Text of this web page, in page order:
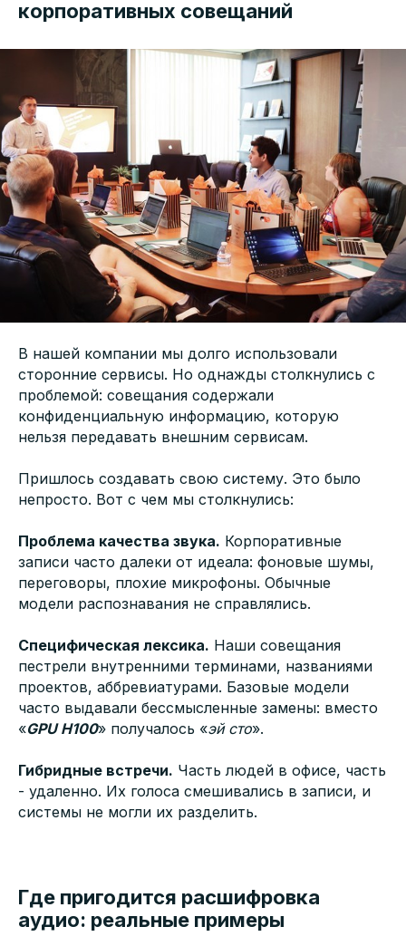
корпоративных совещаний
В нашей компании мы долго использовали
сторонние сервисы. Но однажды столкнулись с
проблемой: совещания содержали
конфиденциальную информацию, которую
нельзя передавать внешним сервисам.
Пришлось создавать свою систему. Это было
непросто. Вот с чем мы столкнулись:
Проблема качества звука. Корпоративные
записи часто далеки от идеала: фоновые шумы,
переговоры, плохие микрофоны. Обычные
модели распознавания не справлялись.
Специфическая лексика. Наши совещания
пестрели внутренними терминами, названиями
проектов, аббревиатурами. Базовые модели
часто выдавали бессмысленные замены: вместо
«GPU H100» получалось «эй сто».
Гибридные встречи. Часть людей в офисе, часть
- удаленно. Их голоса смешивались в записи, и
системы не могли их разделить.
Где пригодится расшифровка
аудио: реальные примеры